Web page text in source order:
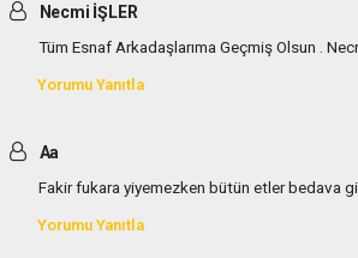
Necmi İŞLER
Tüm Esnaf Arkadaşlarıma Geçmiş Olsun .
Yorumu Yanıtla
Aa
Fakir fukara yiyemezken bütün etler bedava
Yorumu Yanıtla